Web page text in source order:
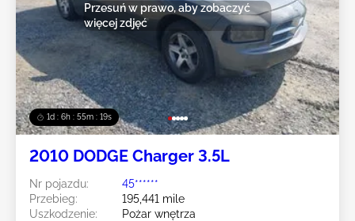
1d : 6h : 55m : 16s
Przesuń w prawo, aby zobaczyć
więcej zdjęć
2010 DODGE Charger 3.5L
Nr pojazdu:
45******
Przebieg:
195,441 mile
Uszkodzenie:
Pożar wnętrza